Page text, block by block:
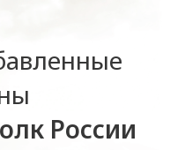
России